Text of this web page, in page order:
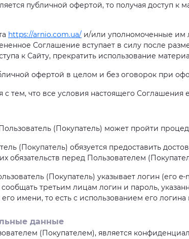
публичной офертой, то получая доступ
https://arnio.com.ua/ и/или уполномоченные им
Соглашение вступает в силу после
к Сайту, прекратить использование
офертой в целом и без оговорок при
с тем, что все условия настоящего
(Покупатель) может пройти
(Покупатель) обязуется предоставить
обязательств перед Пользователем
(Покупатель) указывает логин (его
сообщать третьим лицам логин и пароль,
имени, то есть с использованием его
данные
(Покупателем), является